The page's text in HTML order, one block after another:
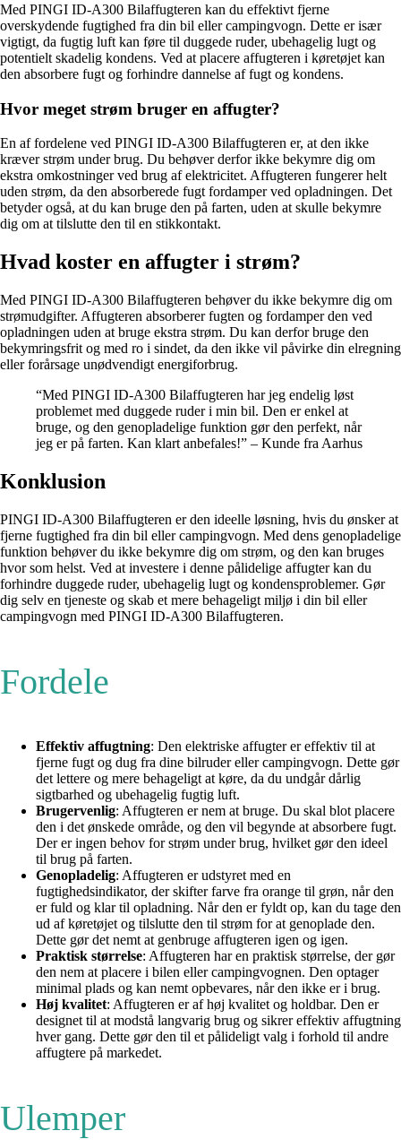
Med PINGI ID-A300 Bilaffugteren kan du effektivt fjerne
overskydende fugtighed fra din bil eller campingvogn. Dette er især
vigtigt, da fugtig luft kan føre til duggede ruder, ubehagelig lugt og
potentielt skadelig kondens. Ved at placere affugteren i køretøjet kan
den absorbere fugt og forhindre dannelse af fugt og kondens.
Hvor meget strøm bruger en affugter?
En af fordelene ved PINGI ID-A300 Bilaffugteren er, at den ikke
kræver strøm under brug. Du behøver derfor ikke bekymre dig om
ekstra omkostninger ved brug af elektricitet. Affugteren fungerer helt
uden strøm, da den absorberede fugt fordamper ved opladningen. Det
betyder også, at du kan bruge den på farten, uden at skulle bekymre
dig om at tilslutte den til en stikkontakt.
Hvad koster en affugter i strøm?
Med PINGI ID-A300 Bilaffugteren behøver du ikke bekymre dig om
strømudgifter. Affugteren absorberer fugten og fordamper den ved
opladningen uden at bruge ekstra strøm. Du kan derfor bruge den
bekymringsfrit og med ro i sindet, da den ikke vil påvirke din elregning
eller forårsage unødvendigt energiforbrug.
“Med PINGI ID-A300 Bilaffugteren har jeg endelig løst
problemet med duggede ruder i min bil. Den er enkel at
bruge, og den genopladelige funktion gør den perfekt, når
jeg er på farten. Kan klart anbefales!” – Kunde fra Aarhus
Konklusion
PINGI ID-A300 Bilaffugteren er den ideelle løsning, hvis du ønsker at
fjerne fugtighed fra din bil eller campingvogn. Med dens genopladelige
funktion behøver du ikke bekymre dig om strøm, og den kan bruges
hvor som helst. Ved at investere i denne pålidelige affugter kan du
forhindre duggede ruder, ubehagelig lugt og kondensproblemer. Gør
dig selv en tjeneste og skab et mere behageligt miljø i din bil eller
campingvogn med PINGI ID-A300 Bilaffugteren.
Fordele
Effektiv affugtning: Den elektriske affugter er effektiv til at
fjerne fugt og dug fra dine bilruder eller campingvogn. Dette gør
det lettere og mere behageligt at køre, da du undgår dårlig
sigtbarhed og ubehagelig fugtig luft.
Brugervenlig: Affugteren er nem at bruge. Du skal blot placere
den i det ønskede område, og den vil begynde at absorbere fugt.
Der er ingen behov for strøm under brug, hvilket gør den ideel
til brug på farten.
Genopladelig: Affugteren er udstyret med en
fugtighedsindikator, der skifter farve fra orange til grøn, når den
er fuld og klar til opladning. Når den er fyldt op, kan du tage den
ud af køretøjet og tilslutte den til strøm for at genoplade den.
Dette gør det nemt at genbruge affugteren igen og igen.
Praktisk størrelse: Affugteren har en praktisk størrelse, der gør
den nem at placere i bilen eller campingvognen. Den optager
minimal plads og kan nemt opbevares, når den ikke er i brug.
Høj kvalitet: Affugteren er af høj kvalitet og holdbar. Den er
designet til at modstå langvarig brug og sikrer effektiv affugtning
hver gang. Dette gør den til et pålideligt valg i forhold til andre
affugtere på markedet.
Ulemper